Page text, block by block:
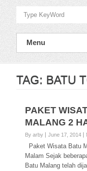
Menu
TAG: BATU
PAKET
MALANG 2
By arby June 17, 2014
Paket Wisata Batu
Malam Sejak
Batu Malang telah